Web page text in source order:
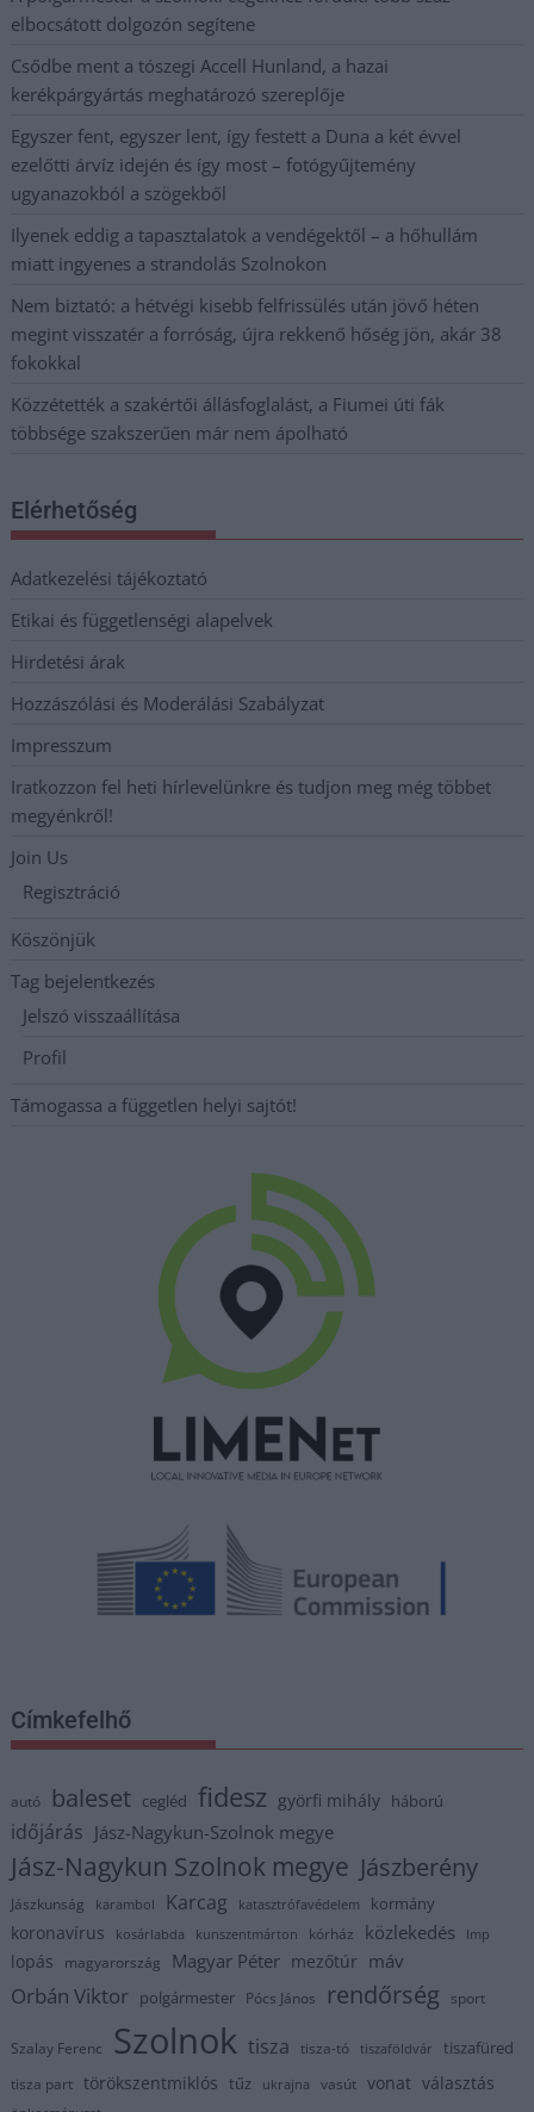
elbocsátott dolgozón segítene
Csődbe ment a tószegi Accell Hunland, a hazai
kerékpárgyártás meghatározó szereplője
Egyszer fent, egyszer lent, így festett a Duna a két évvel
ezelőtti árvíz idején és így most – fotógyűjtemény
ugyanazokból a szögekből
Ilyenek eddig a tapasztalatok a vendégektől – a hőhullám
miatt ingyenes a strandolás Szolnokon
Nem biztató: a hétvégi kisebb felfrissülés után jövő héten
megint visszatér a forróság, újra rekkenő hőség jön, akár 38
fokokkal
Közzétették a szakértői állásfoglalást, a Fiumei úti fák
többsége szakszerűen már nem ápolható
Elérhetőség
Adatkezelési tájékoztató
Etikai és függetlenségi alapelvek
Hirdetési árak
Hozzászólási és Moderálási Szabályzat
Impresszum
Iratkozzon fel heti hírlevelünkre és tudjon meg még többet
megyénkről!
Join Us
Regisztráció
Köszönjük
Tag bejelentkezés
Jelszó visszaállítása
Profil
Támogassa a független helyi sajtót!
Címkefelhő
autó baleset cegléd fidesz györfi mihály háború
időjárás Jász-Nagykun-Szolnok megye
Jász-Nagykun Szolnok megye Jászberény
Jászkunság karambol Karcag katasztrófavédelem kormány
koronavírus kosárlabda kunszentmárton kórház közlekedés lmp
lopás magyarország Magyar Péter mezőtúr máv
Orbán Viktor polgármester Pócs János rendőrség sport
Szalay Ferenc Szolnok tisza tisza-tó tiszaföldvár tiszafüred
tisza part törökszentmiklós tűz ukrajna vasút vonat választás